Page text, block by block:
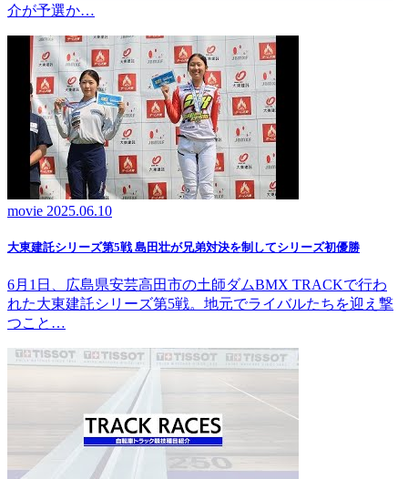
介が予選か…
movie 2025.06.10
大東建託シリーズ第5戦 島田壮が兄弟対決を制してシリーズ初優勝
6月1日、広島県安芸高田市の土師ダムBMX TRACKで行わ
れた大東建託シリーズ第5戦。地元でライバルたちを迎え撃
つこと…